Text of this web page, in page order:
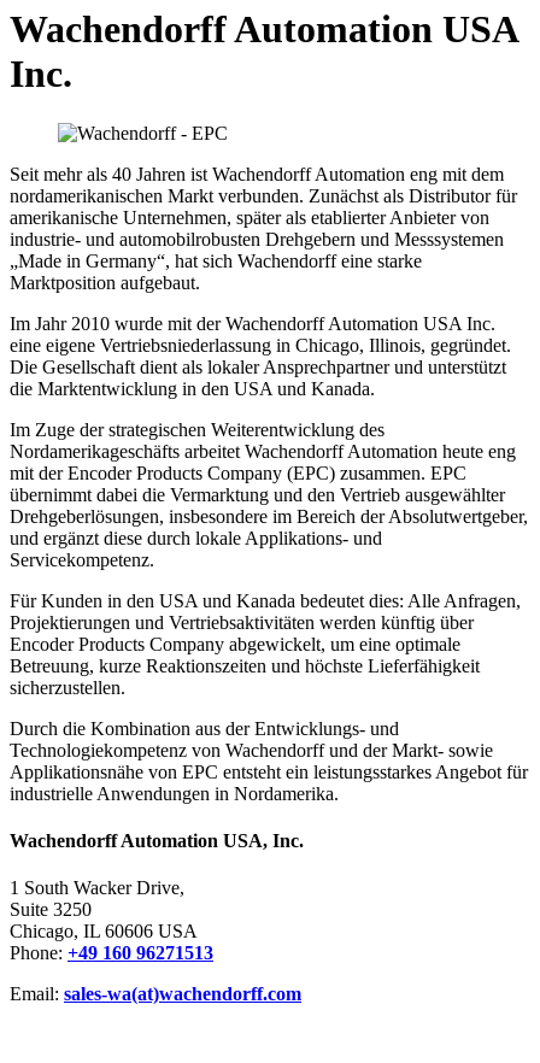
Wachendorff Automation USA
Inc.
Seit mehr als 40 Jahren ist Wachendorff Automation eng mit dem
nordamerikanischen Markt verbunden. Zunächst als Distributor für
amerikanische Unternehmen, später als etablierter Anbieter von
industrie- und automobilrobusten Drehgebern und Messsystemen
„Made in Germany“, hat sich Wachendorff eine starke
Marktposition aufgebaut.
Im Jahr 2010 wurde mit der Wachendorff Automation USA Inc.
eine eigene Vertriebsniederlassung in Chicago, Illinois, gegründet.
Die Gesellschaft dient als lokaler Ansprechpartner und unterstützt
die Marktentwicklung in den USA und Kanada.
Im Zuge der strategischen Weiterentwicklung des
Nordamerikageschäfts arbeitet Wachendorff Automation heute eng
mit der Encoder Products Company (EPC) zusammen. EPC
übernimmt dabei die Vermarktung und den Vertrieb ausgewählter
Drehgeberlösungen, insbesondere im Bereich der Absolutwertgeber,
und ergänzt diese durch lokale Applikations- und
Servicekompetenz.
Für Kunden in den USA und Kanada bedeutet dies: Alle Anfragen,
Projektierungen und Vertriebsaktivitäten werden künftig über
Encoder Products Company abgewickelt, um eine optimale
Betreuung, kurze Reaktionszeiten und höchste Lieferfähigkeit
sicherzustellen.
Durch die Kombination aus der Entwicklungs- und
Technologiekompetenz von Wachendorff und der Markt- sowie
Applikationsnähe von EPC entsteht ein leistungsstarkes Angebot für
industrielle Anwendungen in Nordamerika.
Wachendorff Automation USA, Inc.
1 South Wacker Drive,
Suite 3250
Chicago, IL 60606 USA
Phone: +49 160 96271513
Email: sales-wa(at)wachendorff.com